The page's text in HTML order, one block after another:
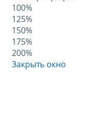
100%
125%
150%
175%
200%
Закрыть окно